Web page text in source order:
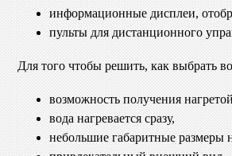
информационные дисплеи,
пульты для дистанционного
Для того чтобы решить, как выбрать
возможность получения
вода нагревается сразу,
небольшие габаритные размеры